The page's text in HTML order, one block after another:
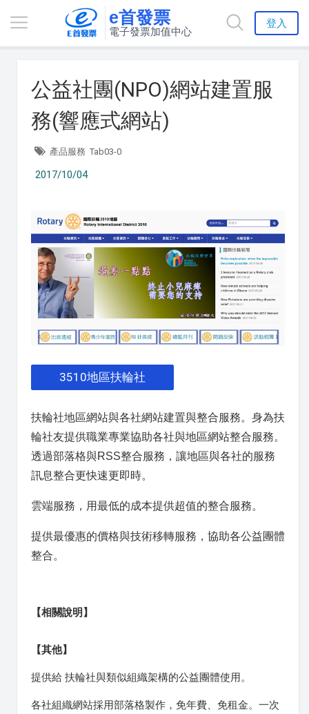
e首發票
電子發票加值中心
登入
公益社團(NPO)網站建置服
務(響應式網站)
產品服務 Tab03-0
2017/10/04
3510地區扶輪社
扶輪社地區網站與各社網站建置與整合服務。身為扶
輪社友提供職業專業協助各社與地區網站整合服務。
透過部落格與RSS整合服務，讓地區與各社的服務
訊息整合更快速更即時。
雲端服務，用最低的成本提供超值的整合服務。
提供最優惠的價格與技術移轉服務，協助各公益團體
整合。
【相關說明】
【其他】
提供給 扶輪社與類似組織架構的公益團體使用。
各社組織網站採用部落格製作，免年費、免租金。一次